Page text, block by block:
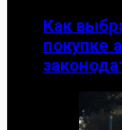
Как
покупке